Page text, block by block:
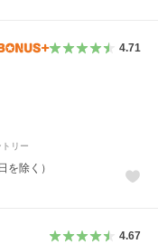
4.71
リー
を除く）
4.67